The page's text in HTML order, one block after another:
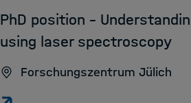
PhD position –
using laser spectroscopy
Forschungszentrum Jülich